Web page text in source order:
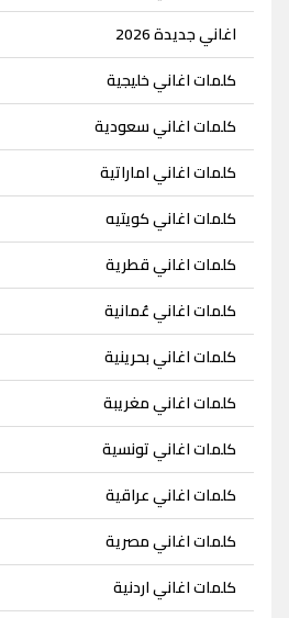
اغاني جديدة 2026
كلمات اغاني خليجية
كلمات اغاني سعودية
كلمات اغاني اماراتية
كلمات اغاني كويتيه
كلمات اغاني قطرية
كلمات اغاني عُمانية
كلمات اغاني بحرينية
كلمات اغاني مغريبة
كلمات اغاني تونسية
كلمات اغاني عراقية
كلمات اغاني مصرية
كلمات اغاني اردنية